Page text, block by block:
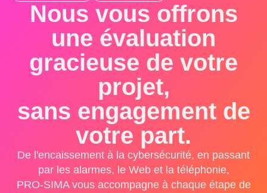
Nous vous offrons
une évaluation
gracieuse de votre
projet,
sans engagement de
votre part.
De l'encaissement à la cybersécurité, en passant
par les alarmes, le Web et la téléphonie,
PRO-SIMA vous accompagne à chaque étape de